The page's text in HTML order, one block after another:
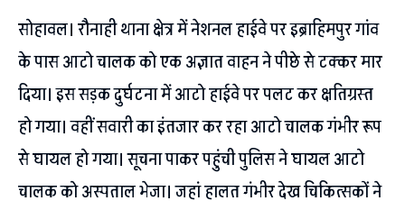
सोहावल। रौनाही थाना क्षेत्र में नेशनल हाईवे पर इब्राहिमपुर गांव
के पास आटो चालक को एक अज्ञात वाहन ने पीछे से टक्कर मार
दिया। इस सड़क दुर्घटना में आटो हाईवे पर पलट कर क्षतिग्रस्त
हो गया। वहीं सवारी का इंतजार कर रहा आटो चालक गंभीर रूप
से घायल हो गया। सूचना पाकर पहुंची पुलिस ने घायल आटो
चालक को अस्पताल भेजा। जहां हालत गंभीर देख चिकित्सकों ने